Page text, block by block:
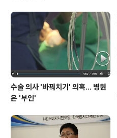
수술 의사 '바꿔치기' 의혹… 병원
은 '부인'